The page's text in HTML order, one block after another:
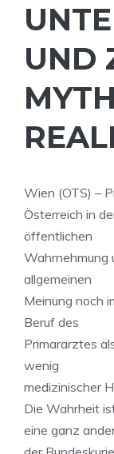
UND
Wien (OTS) –
Österreich in
öffentlichen
Wahrnehmung
allgemeinen
Meinung noch
Beruf des
Primararztes
wenig
medizinischer
Die Wahrheit
eine ganz